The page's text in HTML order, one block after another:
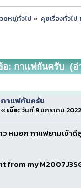
ดหมู่ทั่วไป » คุยเรื่องทั่วไป
: กาแฟกันครับ (อ่
กาแฟกันครับ
« เมื่อ:วันที่ 9 มกราคม
ว หมอก กาแฟยามเช้าดี
from my